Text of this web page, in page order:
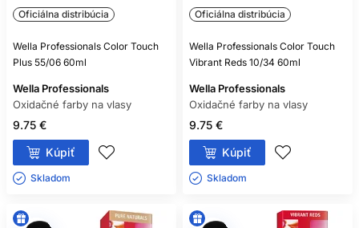
Oficiálna distribúcia
Wella Professionals Color Touch
Plus 55/06 60ml
Wella Professionals
Oxidačné farby na vlasy
9.75 €
Kúpiť
Skladom ㅤ
Oficiálna distribúcia
Wella Professionals Color Touch
Vibrant Reds 10/34 60ml
Wella Professionals
Oxidačné farby na vlasy
9.75 €
Kúpiť
Skladom ㅤ